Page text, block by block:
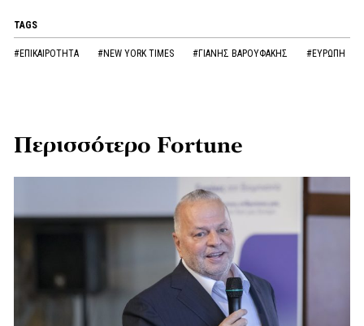
TAGS
#ΕΠΙΚΑΙΡΟΤΗΤΑ #NEW YORK TIMES #ΓΙΑΝΗΣ ΒΑΡΟΥΦΑΚΗΣ #ΕΥΡΩΠΗ
Περισσότερο Fortune